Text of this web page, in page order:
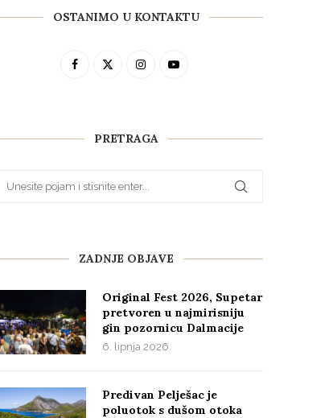
OSTANIMO U KONTAKTU
PRETRAGA
ZADNJE OBJAVE
Original Fest 2026, Supetar
pretvoren u najmirisniju
gin pozornicu Dalmacije
6. lipnja 2026.
Predivan Pelješac je
poluotok s dušom otoka